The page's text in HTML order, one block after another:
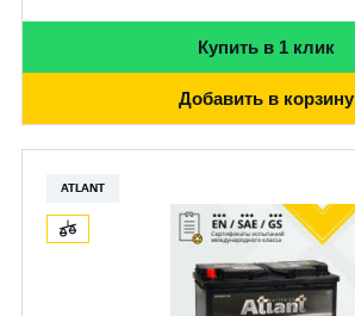
Купить в 1 клик
Добавить в корзину
ATLANT